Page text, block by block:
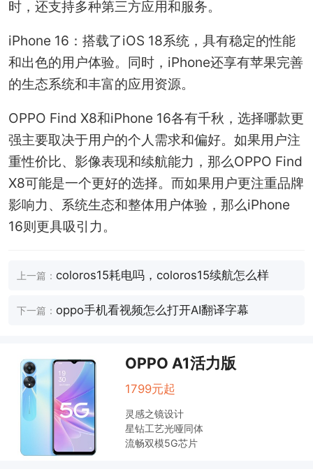
时，还支持多种第三方应用和服务。
iPhone 16：搭载了iOS 18系统，具有稳定的性能
和出色的用户体验。同时，iPhone还享有苹果完善
的生态系统和丰富的应用资源。
OPPO Find X8和iPhone 16各有千秋，选择哪款更
强主要取决于用户的个人需求和偏好。如果用户注
重性价比、影像表现和续航能力，那么OPPO Find
X8可能是一个更好的选择。而如果用户更注重品牌
影响力、系统生态和整体用户体验，那么iPhone
16则更具吸引力。
上一篇： coloros15耗电吗，coloros15续航怎么样
下一篇： oppo手机看视频怎么打开AI翻译字幕
OPPO A1活力版
1799元起
灵感之镜设计
星钻工艺光哑同体
流畅双模5G芯片